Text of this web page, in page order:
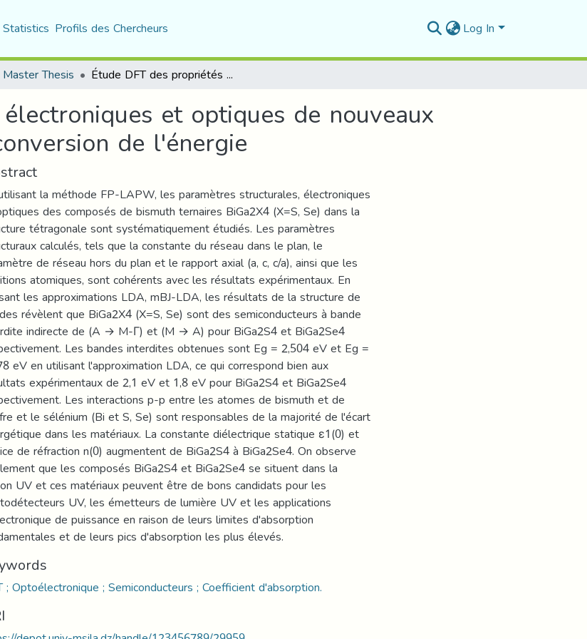
Statistics Profils des Chercheurs Log In
Master Thesis Étude DFT des propriétés électroniques et optiques de nouveaux semiconducteurs pour la conversion de l'énergie
et optiques de nouveaux
de l'énergie
la méthode FP-LAPW, les paramètres structurales, électroniques
des composés de bismuth ternaires BiGa2X4 (X=S, Se) dans la
tétragonale sont systématiquement étudiés. Les paramètres
calculés, tels que la constante du réseau dans le plan, le
de réseau hors du plan et le rapport axial (a, c, c/a), ainsi que les
atomiques, sont cohérents avec les résultats expérimentaux. En
les approximations LDA, mBJ-LDA, les résultats de la structure de
révèlent que BiGa2X4 (X=S, Se) sont des semiconducteurs à bande
indirecte de (A → M-Γ) et (M → A) pour BiGa2S4 et BiGa2Se4
Les bandes interdites obtenues sont Eg = 2,504 eV et Eg =
eV en utilisant l'approximation LDA, ce qui correspond bien aux
expérimentaux de 2,1 eV et 1,8 eV pour BiGa2S4 et BiGa2Se4
Les interactions p-p entre les atomes de bismuth et de
et le sélénium (Bi et S, Se) sont responsables de la majorité de l'écart
dans les matériaux. La constante diélectrique statique ε1(0) et
de réfraction n(0) augmentent de BiGa2S4 à BiGa2Se4. On observe
que les composés BiGa2S4 et BiGa2Se4 se situent dans la
UV et ces matériaux peuvent être de bons candidats pour les
UV, les émetteurs de lumière UV et les applications
de puissance en raison de leurs limites d'absorption
et de leurs pics d'absorption les plus élevés.
; Optoélectronique ; Semiconducteurs ; Coefficient d'absorption.